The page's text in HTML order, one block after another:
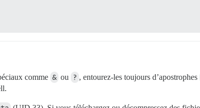
comme & ou ? , entourez-les toujours d’apostrophes